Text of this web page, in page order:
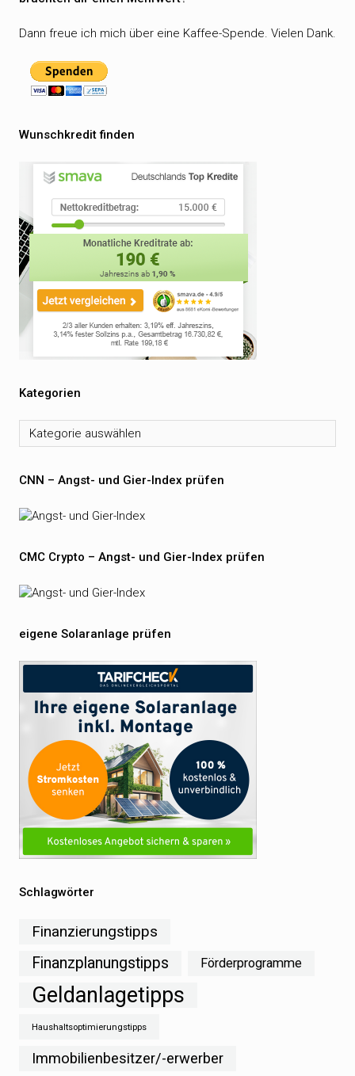
Dann freue ich mich über eine Kaffee-Spende. Vielen Dank.
Wunschkredit finden
Kategorien
Kategorien
CNN – Angst- und Gier-Index prüfen
CMC Crypto – Angst- und Gier-Index prüfen
eigene Solaranlage prüfen
Schlagwörter
Finanzierungstipps
Finanzplanungstipps
Förderprogramme
Geldanlagetipps
Haushaltsoptimierungstipps
Immobilienbesitzer/-erwerber